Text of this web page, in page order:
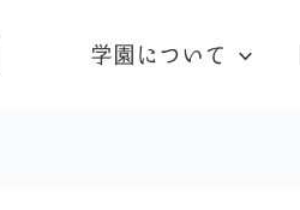
学園について